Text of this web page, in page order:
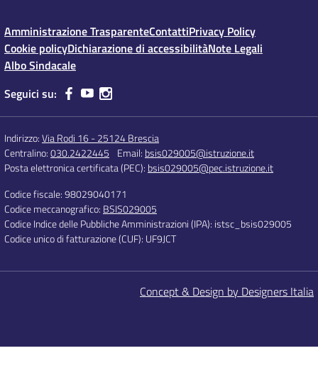
Amministrazione TrasparenteContattiPrivacy Policy
Cookie policyDichiarazione di accessibilitàNote Legali
Albo Sindacale
Seguici su:
Indirizzo:Via Rodi 16 - 25124 Brescia
Centralino:030.2422445 Email: bsis029005@istruzione.it
Posta elettronica certificata (PEC): bsis029005@pec.istruzione.it
Codice fiscale: 98029040171
Codice meccanografico: BSIS029005
Codice Indice delle Pubbliche Amministrazioni (IPA): istsc_bsis029005
Codice unico di fatturazione (CUF): UF9JCT
Concept & Design by Designers Italia